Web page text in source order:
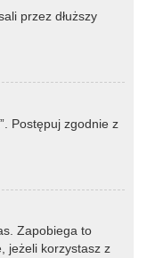
przez dłuższy
Postępuj zgodnie z
Zapobiega to
jeżeli korzystasz z